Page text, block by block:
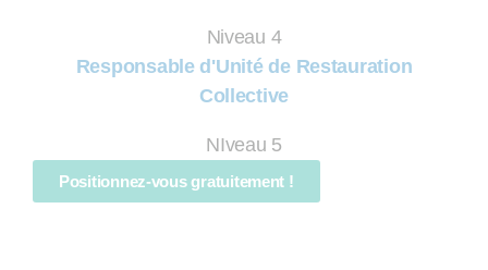
Niveau 4
Responsable d'Unité de Restauration
Collective
NIveau 5
Positionnez-vous gratuitement !